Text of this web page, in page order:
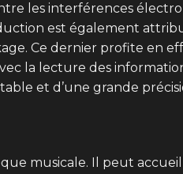
les interférences
est également
Ce dernier profite en
la lecture des
et d’une grande
musicale. Il peut